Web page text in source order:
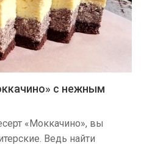
с нежным
«Моккачино», вы
Ведь найти